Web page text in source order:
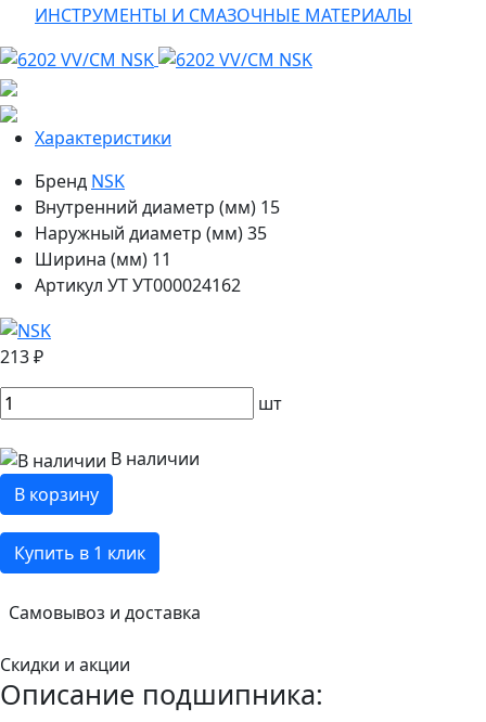
ИНСТРУМЕНТЫ И СМАЗОЧНЫЕ МАТЕРИАЛЫ
Характеристики
Бренд NSK
Внутренний диаметр (мм) 15
Наружный диаметр (мм)35
Ширина (мм) 11
Артикул УТУТ000024162
213 ₽
шт
В наличии
В корзину
Купить в 1 клик
Самовывоз и доставка
Скидки и акции
Описание подшипника: